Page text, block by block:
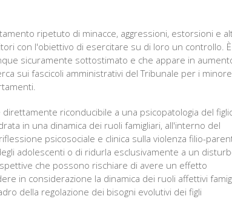
ripetuto di minacce, aggressioni, estorsioni e
con l'obiettivo di esercitare su di loro un controllo. È
sicuramente sottostimato e che appare in
sui fascicoli amministrativi del Tribunale per i
riconducibile a una psicopatologia del
in una dinamica dei ruoli famigliari, all'interno del
psicosociale e clinica sulla violenza filio-
adolescenti o di ridurla esclusivamente a un
che possono rischiare di avere un effetto
in considerazione la dinamica dei ruoli affettivi
della regolazione dei bisogni evolutivi dei figli